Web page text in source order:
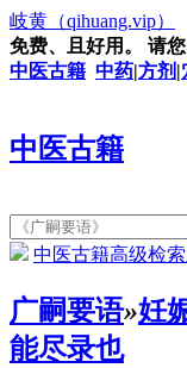
岐黄 （qihuang.vip）
免费、且好用。
请您
中医古籍 中药|方剂 |
中医古籍
中医古籍高级检索
广嗣要语»妊
能尽录也